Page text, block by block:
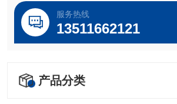
服务热线
13511662121
产品分类